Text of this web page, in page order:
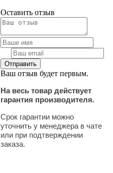
Оставить отзыв
Ваш отзыв будет первым.
На весь товар действует
гарантия производителя.
Срок гарантии можно
уточнить у менеджера в чате
или при подтверждении
заказа.